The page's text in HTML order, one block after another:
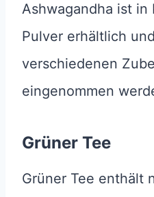
Ashwagandha ist in
Pulver erhältlich
verschiedenen
eingenommen
Grüner Tee
Grüner Tee enthält